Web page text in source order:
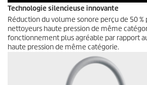
Technologie silencieuse innovante
Réduction du volume sonore perçu de 50 %
nettoyeurs haute pression de même
fonctionnement plus agréable par rapport
haute pression de même catégorie.